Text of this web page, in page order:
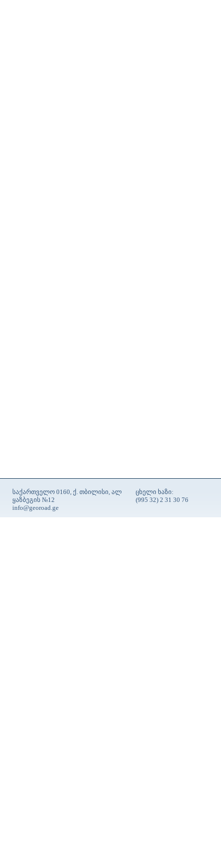
საქართველო 0160, ქ. თბილისი, ალ
ყაზბეგის №12
info@georoad.ge
ცხელი ხაზი:
(995 32) 2 31 30 76